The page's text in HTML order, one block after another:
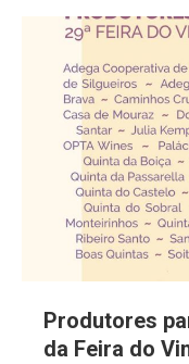
Produtores
da Feira do